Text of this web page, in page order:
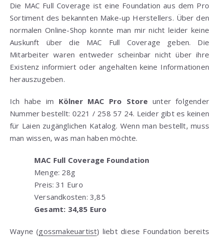
Die MAC Full Coverage ist eine Foundation aus dem Pro
Sortiment des bekannten Make-up Herstellers. Über den
normalen Online-Shop konnte man mir nicht leider keine
Auskunft über die MAC Full Coverage geben. Die
Mitarbeiter waren entweder scheinbar nicht über ihre
Existenz informiert oder angehalten keine Informationen
herauszugeben.
Ich habe im Kölner MAC Pro Store unter folgender
Nummer bestellt: 0221 / 258 57 24. Leider gibt es keinen
für Laien zugänglichen Katalog. Wenn man bestellt, muss
man wissen, was man haben möchte.
MAC Full Coverage Foundation
Menge: 28g
Preis: 31 Euro
Versandkosten: 3,85
Gesamt: 34,85 Euro
Wayne (gossmakeuartist) liebt diese Foundation bereits